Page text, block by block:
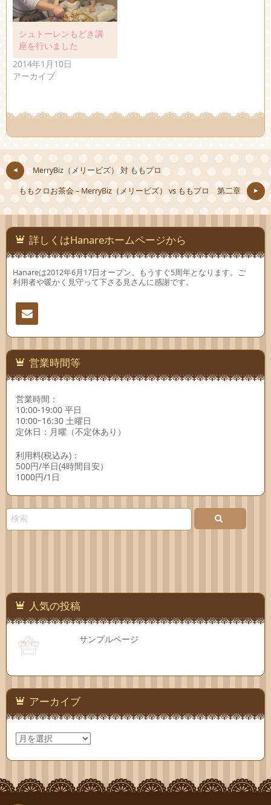
シュトーレンもどき講
座を行いました
2014年1月10日
アーカイブ
MerryBiz（メリービズ） 対 ももプロ
ももクロお茶会 – MerryBiz（メリービズ） vs ももプロ 第二章
詳しくはHanareホームページから
Hanareは2012年6月17日オープン。もうすぐ5周年となります。ご
利用者や暖かく見守って下さる見さんに感謝です。
連絡
先 営業時間等
営業時間：
10:00-19:00 平日
10:00ｰ16:30 土曜日
定休日：月曜（不定休あり）
利用料(税込み)：
500円/半日(4時間目安）
1000円/1日
人気の投稿
サンプルページ
アーカイブ
ア
ー
カ
ブ